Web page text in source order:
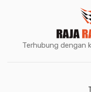
Terhubung dengan